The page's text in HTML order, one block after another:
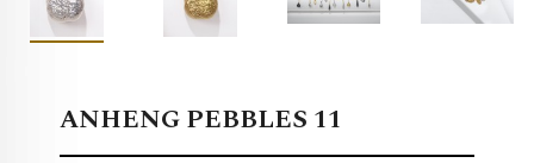
ANHENG PEBBLES 11